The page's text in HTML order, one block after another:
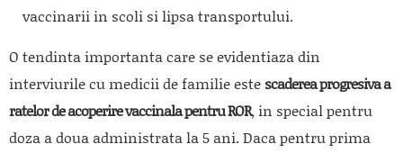
vaccinarii in scoli si lipsa transportului.
O tendinta importanta care se evidentiaza din
interviurile cu medicii de familie este scaderea progresiva a
ratelor de acoperire vaccinala pentru ROR, in special pentru
doza a doua administrata la 5 ani. Daca pentru prima